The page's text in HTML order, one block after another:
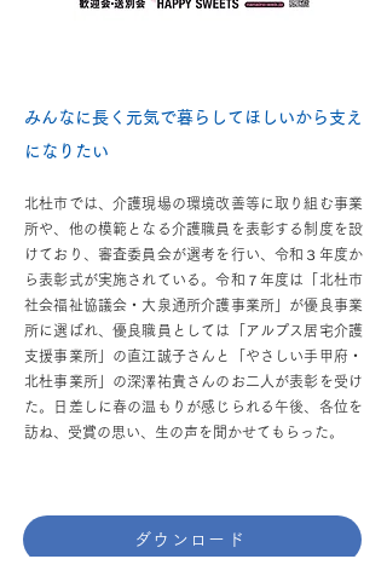
みんなに長く元気で暮らしてほしいから支え
になりたい
北杜市では、介護現場の環境改善等に取り組む事業
所や、他の模範となる介護職員を表彰する制度を設
けており、審査委員会が選考を行い、令和３年度か
ら表彰式が実施されている。令和７年度は「北杜市
社会福祉協議会・大泉通所介護事業所」が優良事業
所に選ばれ、優良職員としては「アルプス居宅介護
支援事業所」の直江誠子さんと「やさしい手甲府・
北杜事業所」の深澤祐貴さんのお二人が表彰を受け
た。日差しに春の温もりが感じられる午後、各位を
訪ね、受賞の思い、生の声を聞かせてもらった。
ダウンロード